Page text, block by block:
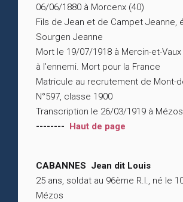
06/06/1880 à Morcenx (40)
Fils de Jean et de Campet Jeanne,
Sourgen Jeanne
Mort le 19/07/1918 à Mercin-et-
à l’ennemi. Mort pour la France
Matricule au recrutement de Mont-
N°597, classe 1900
Transcription le 26/03/1919 à Mézos
-------- Haut de page
CABANNES Jean dit Louis
25 ans, soldat au 96ème R.I., né le
Mézos